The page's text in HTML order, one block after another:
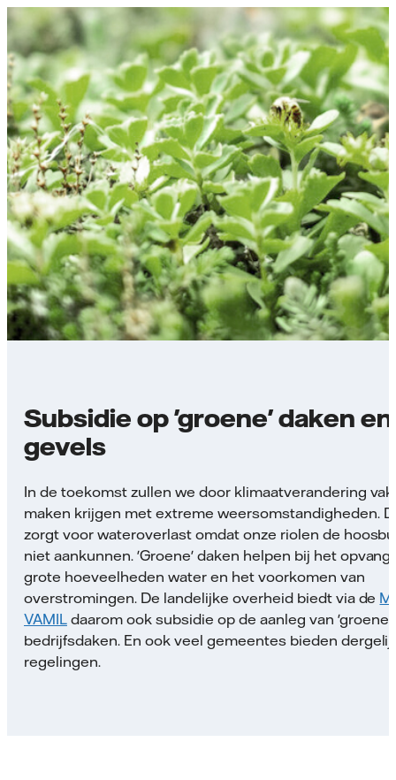
Subsidie op 'groene' daken en
gevels
In de toekomst zullen we door klimaatverandering
maken krijgen met extreme weersomstandigheden.
zorgt voor wateroverlast omdat onze riolen de
niet aankunnen. 'Groene' daken helpen bij het
grote hoeveelheden water en het voorkomen van
overstromingen. De landelijke overheid biedt via de
VAMILdaarom ook subsidie op de aanleg van 'groene'
bedrijfsdaken. En ook veel gemeentes bieden
regelingen.